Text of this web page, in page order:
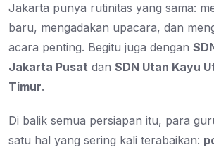
Jakarta punya rutinitas yang sama:
baru, mengadakan upacara, dan
acara penting. Begitu juga dengan
Jakarta Pusat dan SDN Utan Kayu
Timur.
Di balik semua persiapan itu, para
satu hal yang sering kali terabaikan: